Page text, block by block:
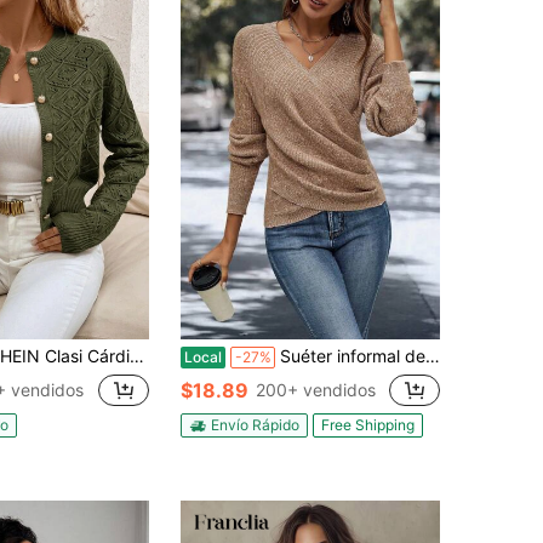
Cárdigan de punto de cuello redondo, unicolor, hombros caídos, calado
vendidos
Local -27% Suéter informal de cuello cruzado y hombros caídos, otoño/invierno
$18.89 200+ vendidos
Envío Rápido Free Shipping